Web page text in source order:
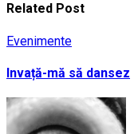
Related Post
Evenimente
Invață-mă să dansez